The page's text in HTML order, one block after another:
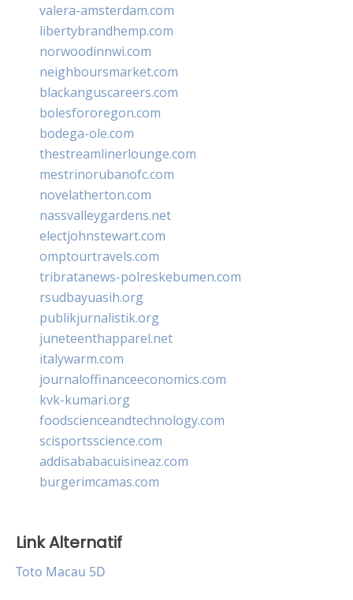
valera-amsterdam.com
libertybrandhemp.com
norwoodinnwi.com
neighboursmarket.com
blackanguscareers.com
bolesfororegon.com
bodega-ole.com
thestreamlinerlounge.com
mestrinorubanofc.com
novelatherton.com
nassvalleygardens.net
electjohnstewart.com
omptourtravels.com
tribratanews-polreskebumen.com
rsudbayuasih.org
publikjurnalistik.org
juneteenthapparel.net
italywarm.com
journaloffinanceeconomics.com
kvk-kumari.org
foodscienceandtechnology.com
scisportsscience.com
addisababacuisineaz.com
burgerimcamas.com
Link Alternatif
Toto Macau 5D